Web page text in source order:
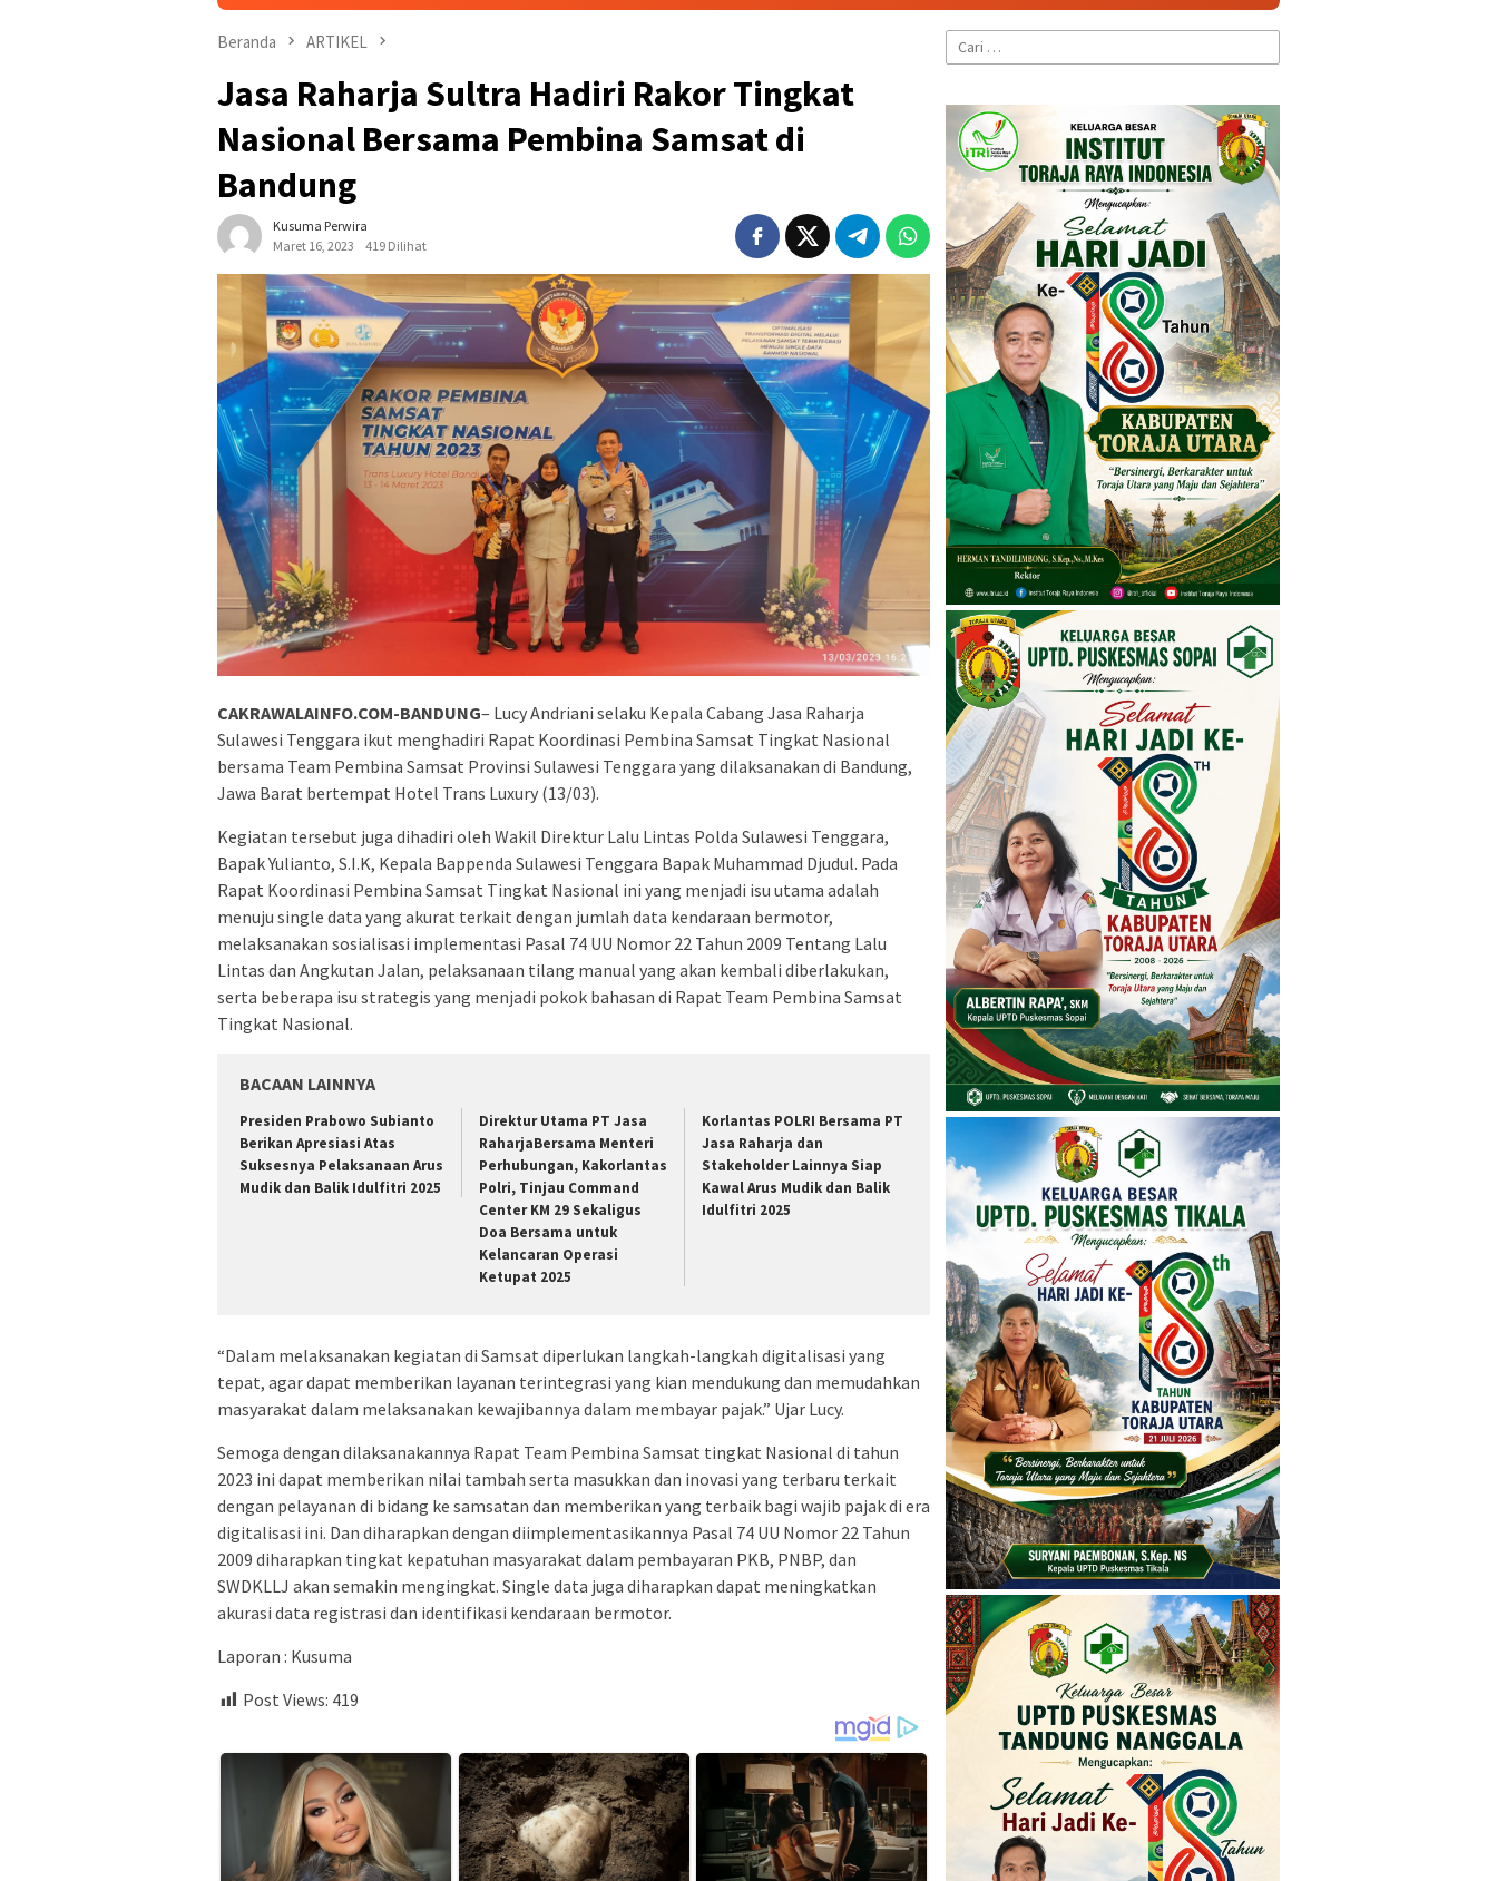
Beranda ARTIKEL
Jasa Raharja Sultra Hadiri Rakor Tingkat
Nasional Bersama Pembina Samsat di
Bandung
Kusuma Perwira
Maret 16, 2023
419 Dilihat
CAKRAWALAINFO.COM-BANDUNG– Lucy Andriani selaku Kepala Cabang Jasa Raharja
Sulawesi Tenggara ikut menghadiri Rapat Koordinasi Pembina Samsat Tingkat Nasional
bersama Team Pembina Samsat Provinsi Sulawesi Tenggara yang dilaksanakan di Bandung,
Jawa Barat bertempat Hotel Trans Luxury (13/03).
Kegiatan tersebut juga dihadiri oleh Wakil Direktur Lalu Lintas Polda Sulawesi Tenggara,
Bapak Yulianto, S.I.K, Kepala Bappenda Sulawesi Tenggara Bapak Muhammad Djudul. Pada
Rapat Koordinasi Pembina Samsat Tingkat Nasional ini yang menjadi isu utama adalah
menuju single data yang akurat terkait dengan jumlah data kendaraan bermotor,
melaksanakan sosialisasi implementasi Pasal 74 UU Nomor 22 Tahun 2009 Tentang Lalu
Lintas dan Angkutan Jalan, pelaksanaan tilang manual yang akan kembali diberlakukan,
serta beberapa isu strategis yang menjadi pokok bahasan di Rapat Team Pembina Samsat
Tingkat Nasional.
BACAAN LAINNYA
Presiden Prabowo Subianto
Berikan Apresiasi Atas
Suksesnya Pelaksanaan Arus
Mudik dan Balik Idulfitri 2025
Direktur Utama PT Jasa
RaharjaBersama Menteri
Perhubungan, Kakorlantas
Polri, Tinjau Command
Center KM 29 Sekaligus
Doa Bersama untuk
Kelancaran Operasi
Ketupat 2025
Korlantas POLRI Bersama PT
Jasa Raharja dan
Stakeholder Lainnya Siap
Kawal Arus Mudik dan Balik
Idulfitri 2025
“Dalam melaksanakan kegiatan di Samsat diperlukan langkah-langkah digitalisasi yang
tepat, agar dapat memberikan layanan terintegrasi yang kian mendukung dan memudahkan
masyarakat dalam melaksanakan kewajibannya dalam membayar pajak.” Ujar Lucy.
Semoga dengan dilaksanakannya Rapat Team Pembina Samsat tingkat Nasional di tahun
2023 ini dapat memberikan nilai tambah serta masukkan dan inovasi yang terbaru terkait
dengan pelayanan di bidang ke samsatan dan memberikan yang terbaik bagi wajib pajak di era
digitalisasi ini. Dan diharapkan dengan diimplementasikannya Pasal 74 UU Nomor 22 Tahun
2009 diharapkan tingkat kepatuhan masyarakat dalam pembayaran PKB, PNBP, dan
SWDKLLJ akan semakin mengingkat. Single data juga diharapkan dapat meningkatkan
akurasi data registrasi dan identifikasi kendaraan bermotor.
Laporan : Kusuma
Post Views: 419
Cari
untuk: